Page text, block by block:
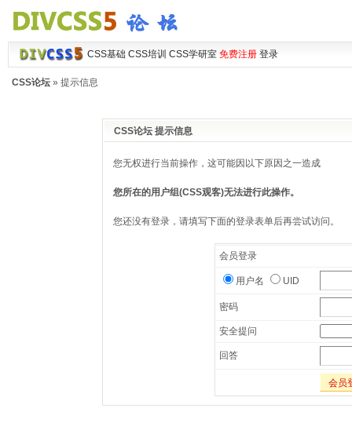
CSS基础 CSS培训 CSS学研室 免费注册 登录
CSS论坛» 提示信息
CSS论坛 提示信息
您无权进行当前操作，这可能因以下原因之一造成
您所在的用户组(CSS观客)无法进行此操作。
您还没有登录，请填写下面的登录表单后再尝试访问。
会员登录
用户名 UID
密码
安全提问
回答
会员